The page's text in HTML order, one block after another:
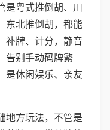
是粤式推倒胡、川
东北推倒胡，都能
补牌、计分，静音
告别手动码牌繁
是休闲娱乐、亲友
地方玩法，不管是